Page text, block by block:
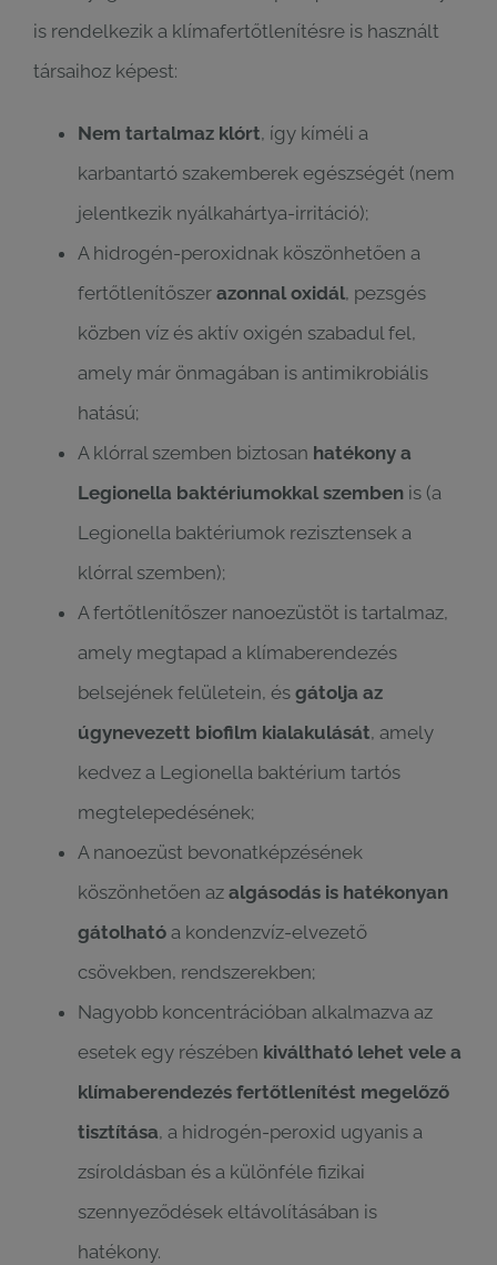
is rendelkezik a klímafertőtlenítésre is használt
társaihoz képest:
Nem tartalmaz klórt, így kíméli a
karbantartó szakemberek egészségét (nem
jelentkezik nyálkahártya-irritáció);
A hidrogén-peroxidnak köszönhetően a
fertőtlenítőszer azonnal oxidál, pezsgés
közben víz és aktív oxigén szabadul fel,
amely már önmagában is antimikrobiális
hatású;
A klórral szemben biztosan hatékony a
Legionella baktériumokkal szemben is (a
Legionella baktériumok rezisztensek a
klórral szemben);
A fertőtlenítőszer nanoezüstöt is tartalmaz,
amely megtapad a klímaberendezés
belsejének felületein, és gátolja az
úgynevezett biofilm kialakulását, amely
kedvez a Legionella baktérium tartós
megtelepedésének;
A nanoezüst bevonatképzésének
köszönhetően az algásodás is hatékonyan
gátolható a kondenzvíz-elvezető
csövekben, rendszerekben;
Nagyobb koncentrációban alkalmazva az
esetek egy részében kiváltható lehet vele a
klímaberendezés fertőtlenítést megelőző
tisztítása, a hidrogén-peroxid ugyanis a
zsíroldásban és a különféle fizikai
szennyeződések eltávolításában is
hatékony.